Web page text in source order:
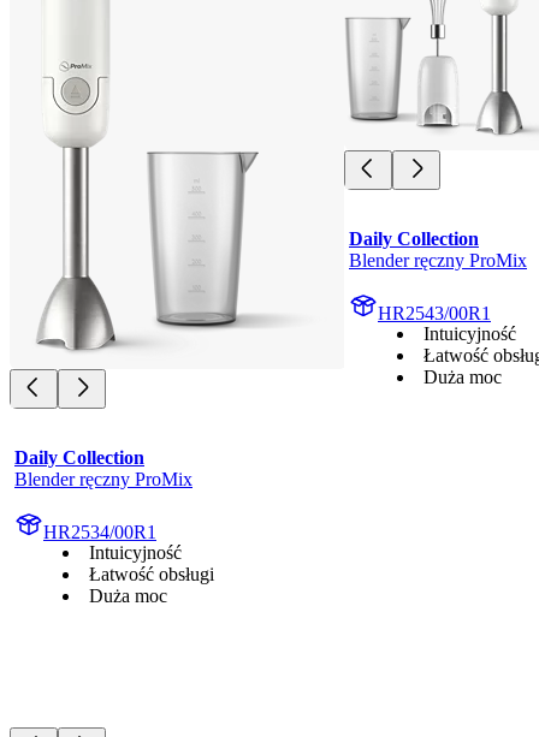
Daily Collection
Blender ręczny ProMix
HR2534/00R1
Intuicyjność
Łatwość obsługi
Duża moc
Daily Collection
Blender ręczny ProMix
HR2543/00R1
Intuicyjność
Łatwość
Duża moc